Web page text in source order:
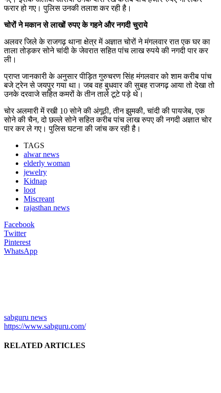
फरार हो गए। पुलिस उनकी तलाश कर रही है।
चोरों ने मकान से लाखों रुपए के गहने और नगदी चुराये
अलवर जिले के राजगढ़ थाना क्षेत्र में अज्ञात चोरों ने मंगलवार रात एक घर का
ताला तोड़कर सोने चांदी के जेवरात सहित पांच लाख रुपये की नगदी पार कर
ली।
प्राप्त जानकारी के अनुसार पीड़ित गुरुचरण सिंह मंगलवार को शाम करीब पांच
बजे ट्रेन से जयपुर गया था। जब वह बुधवार की सुबह राजगढ़ आया तो देखा तो
उनके दरवाजे सहित कमरों के तीन ताले टूटे पड़े थे।
चोर अलमारी में रखी 10 सोने की अंगूठी, तीन झुमकी, चांदी की पायजेब, एक
सोने की चैन, दो छल्ले सोने सहित करीब पांच लाख रुपए की नगदी अज्ञात चोर
पार कर ले गए। पुलिस घटना की जांच कर रही है।
TAGS
alwar news
elderly woman
jewelry
Kidnap
loot
Miscreant
rajasthan news
Facebook
Twitter
Pinterest
WhatsApp
sabguru news
https://www.sabguru.com/
RELATED ARTICLES